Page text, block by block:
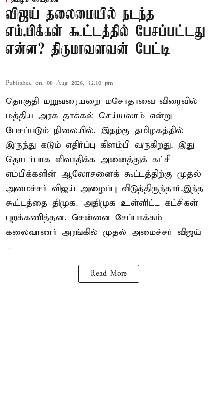
விஜய் தலைமையில் நடந்த
எம்.பிக்கள் கூட்டத்தில் பேசப்பட்டது
என்ன? திருமாவளவன் பேட்டி
Published on: 08 Aug 2026, 12:10 pm
தொகுதி மறுவரையறை மசோதாவை விரைவில்
மத்திய அரசு தாக்கல் செய்யலாம் என்று
பேசப்படும் நிலையில், இதற்கு தமிழகத்தில்
இருந்து கடும் எதிர்ப்பு கிளம்பி வருகிறது. இது
தொடர்பாக விவாதிக்க அனைத்துக் கட்சி
எம்பிக்களின் ஆலோசனைக் கூட்டத்திற்கு முதல்
அமைச்சர் விஜய் அழைப்பு விடுத்திருந்தார்.இந்த
கூட்டத்தை திமுக, அதிமுக உள்ளிட்ட கட்சிகள்
புறக்கணித்தன. சென்னை சேப்பாக்கம்
கலைவாணர் அரங்கில் முதல் அமைச்சர் விஜய்
...
Read More